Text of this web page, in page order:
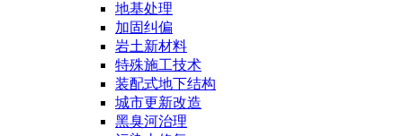
地基处理
加固纠偏
岩土新材料
特殊施工技术
装配式地下结构
城市更新改造
黑臭河治理